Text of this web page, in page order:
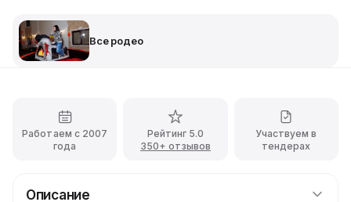
Все родео
Работаем с 2007
года
Рейтинг 5.0
350+ отзывов
Участвуем в
тендерах
Описание